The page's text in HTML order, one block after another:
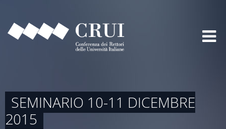
SEMINARIO 10-11 DICEMBRE
2015